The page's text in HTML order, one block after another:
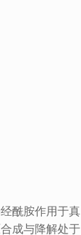
酰胺作用于真
成与降解处于